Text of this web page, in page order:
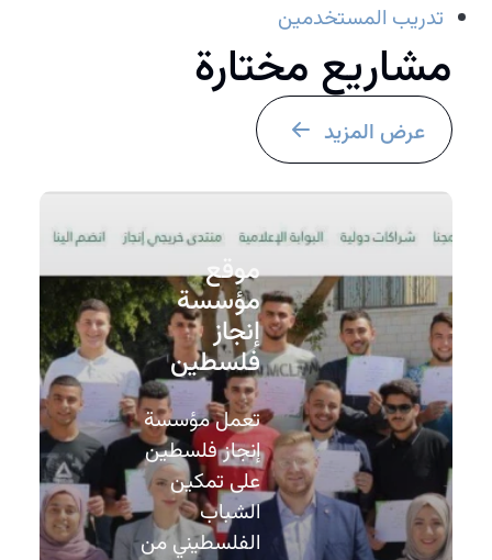
تدريب المستخدمين
مشاريع مختارة
عرض المزيد
موقع
مؤسسة
إنجاز
فلسطين
تعمل مؤسسة
إنجاز فلسطين
على تمكين
الشباب
الفلسطيني من